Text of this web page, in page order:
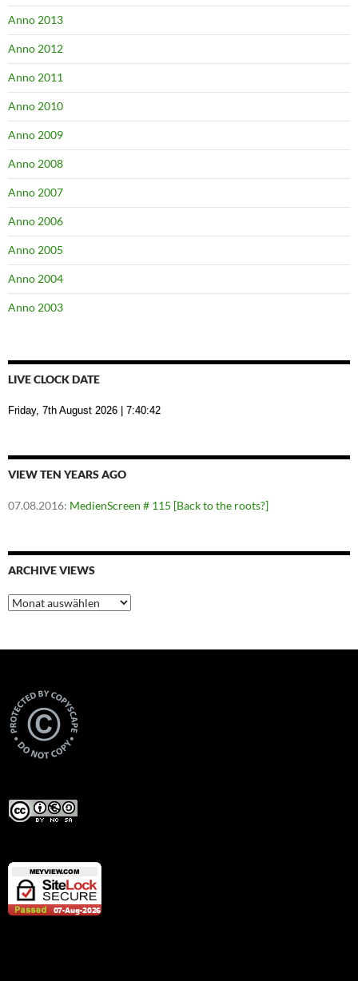
Anno 2013
Anno 2012
Anno 2011
Anno 2010
Anno 2009
Anno 2008
Anno 2007
Anno 2006
Anno 2005
Anno 2004
Anno 2003
LIVE CLOCK DATE
Friday, 7th August 2026 | 7:40:43
VIEW TEN YEARS AGO
07.08.2016: MedienScreen # 115 [Back to the roots?]
ARCHIVE VIEWS
Archive
Views